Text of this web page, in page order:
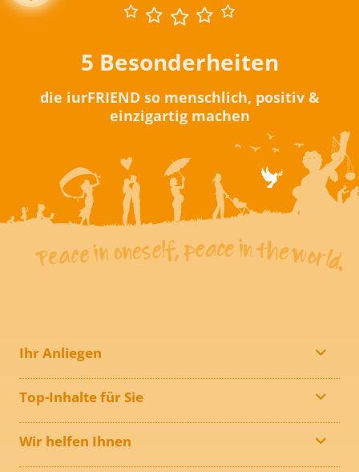
5 Besonderheiten
die iurFRIEND so menschlich, positiv &
einzigartig machen
Ihr Anliegen
Top-Inhalte für Sie
Wir helfen Ihnen